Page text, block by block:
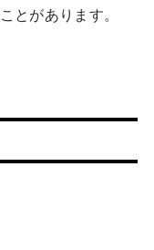
とがあります。